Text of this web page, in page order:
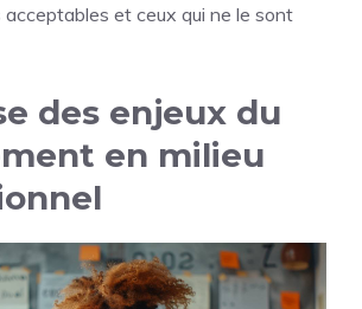
et ceux qui ne le sont
des enjeux du
en milieu